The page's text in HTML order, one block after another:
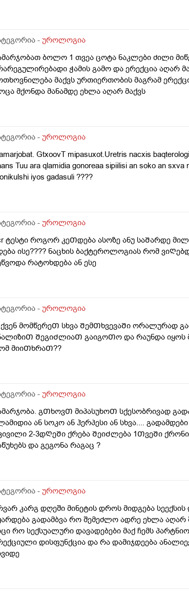
- უროლოგია
ბოლო 1 თვეა ცოტა ნაკლები ძილი
ჭამის გამო და ერექცია აღარ
მაქვს ურთიერთობის მაგრამ
მქონდა მანამდე ეხლა აღარ მაქვს
- უროლოგია
GtxoovT mipasuxot.Uretris nacxis
Tuu ara qlamidia gonoreaa sipiilisi an soko an
iyos gadasuli ????
- უროლოგია
ტესტი როგორ კეᲗდება ასოზე ანუ საᲨარდე
ისე???? ნაცხის ბაქტეროლოგიას რომ
რატოხდება ან ესე
- უროლოგია
მომწერეᲗ სხვა ᲨემᲗხვევაᲨი ორალურად
ᲨეგიᲫლიაᲗ გაიგოᲗო და რაუნდა იყოს
მიიᲗხრაᲗ??
- უროლოგია
გᲗხოვᲗ მიპასუხოᲗ სქესობრივად
ან სოკო ან ჰერპესი ან სხვა....
2-3დᲦეᲨი ქრება ᲨეიᲫლება 1ᲗვეᲨი
და გეგონა რაგაც ?
- უროლოგია
კარგ დღეში მინეტის დროს მიდგება
გადამბვა რო შემეძლო ადრე ეხლა აღარ
რო სექსუალური დავადებები მაქ ჩემს
დისფუნქცია და რა დამიჯდეება